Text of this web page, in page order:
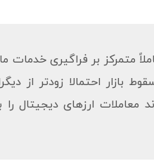
متمرکز بر فراگیری خدمات
بازار احتمالا زودتر از
معاملات ارزهای دیجیتال را